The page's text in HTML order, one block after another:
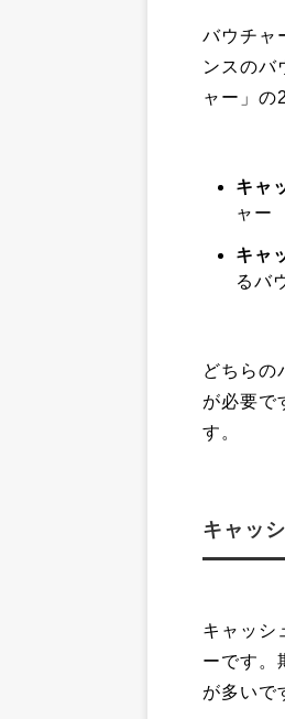
バウチャ
ンスのバ
ャー」の
キャ
ャー
キャ
るバ
どちらの
が必要で
す。
キャッ
キャッシ
ーです。
が多いで